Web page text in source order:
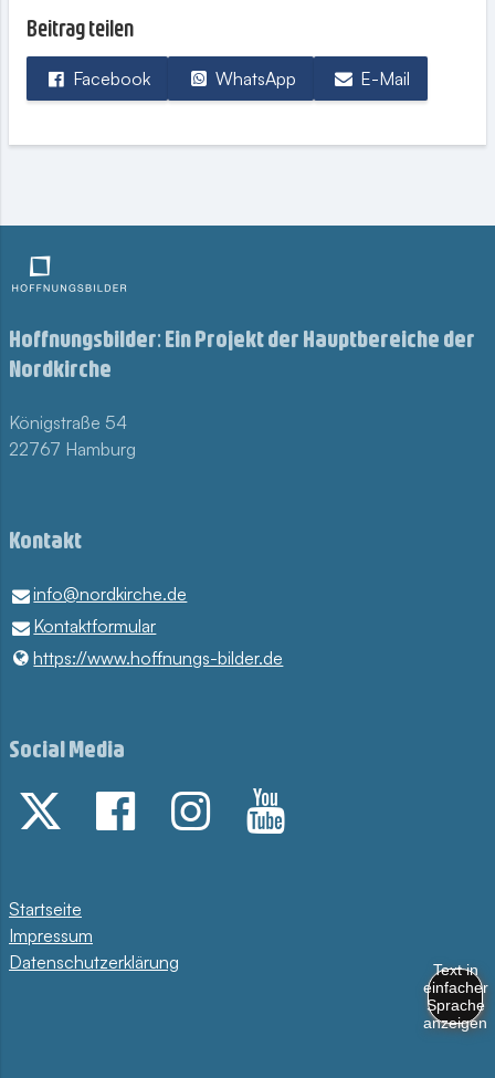
Beitrag teilen
Facebook WhatsApp E-Mail
Hoffnungsbilder: Ein Projekt der Hauptbereiche der
Nordkirche
Königstraße 54
22767 Hamburg
Kontakt
info@​nordkirche.​de
Kontaktformular
https://www.​hoffnungs-bilder.​de
Social Media
Startseite
Impressum
Datenschutzerklärung